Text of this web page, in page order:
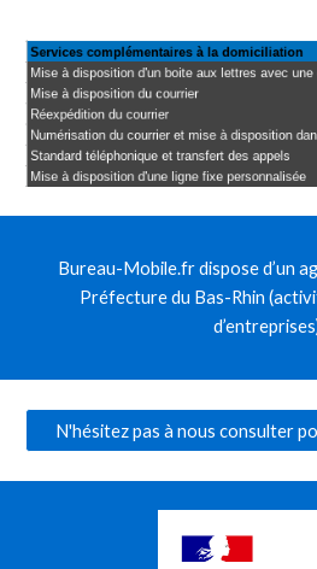
Bureau-Mobile.fr dispose d’un
Préfecture du Bas-Rhin
N'hésitez pas à nous consulter